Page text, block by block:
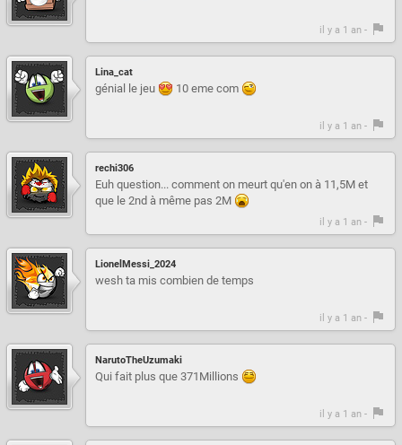
il y a 1 an -
Lina_cat
génial le jeu 10 eme com
il y a 1 an -
rechi306
Euh question... comment on meurt qu'en on à 11,5M et
que le 2nd à même pas 2M
il y a 1 an -
LionelMessi_2024
wesh ta mis combien de temps
il y a 1 an -
NarutoTheUzumaki
Qui fait plus que 371Millions
il y a 1 an -